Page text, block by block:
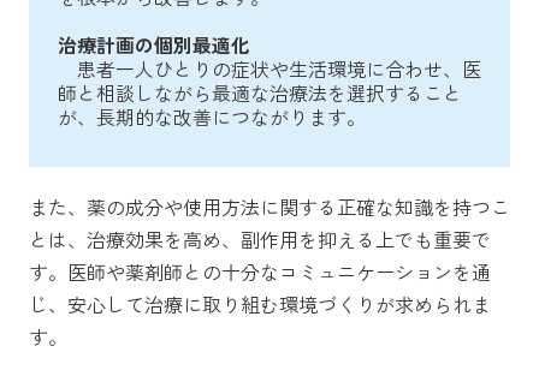
治療計画の個別最適化
患者一人ひとりの症状や生活環境に合わせ、医
師と相談しながら最適な治療法を選択すること
が、長期的な改善につながります。
また、薬の成分や使用方法に関する正確な知識を持つこ
とは、治療効果を高め、副作用を抑える上でも重要で
す。医師や薬剤師との十分なコミュニケーションを通
じ、安心して治療に取り組む環境づくりが求められま
す。